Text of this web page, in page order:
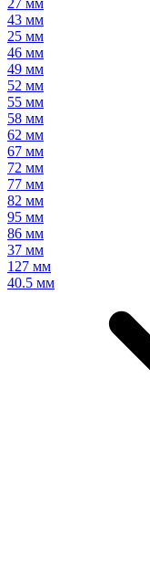
27 мм
43 мм
25 мм
46 мм
49 мм
52 мм
55 мм
58 мм
62 мм
67 мм
72 мм
77 мм
82 мм
95 мм
86 мм
37 мм
127 мм
40.5 мм